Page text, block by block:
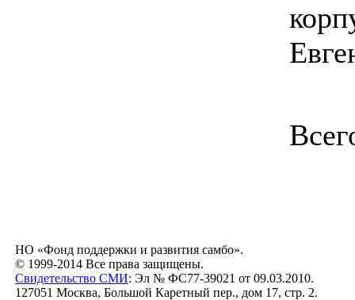
НО «Фонд поддержки и развития самбо».
© 1999-2014 Все права защищены.
Свидетельство СМИ: Эл № ФС77-39021 от 09.03.2010.
127051 Москва, Большой Каретный пер., дом 17, стр. 2.